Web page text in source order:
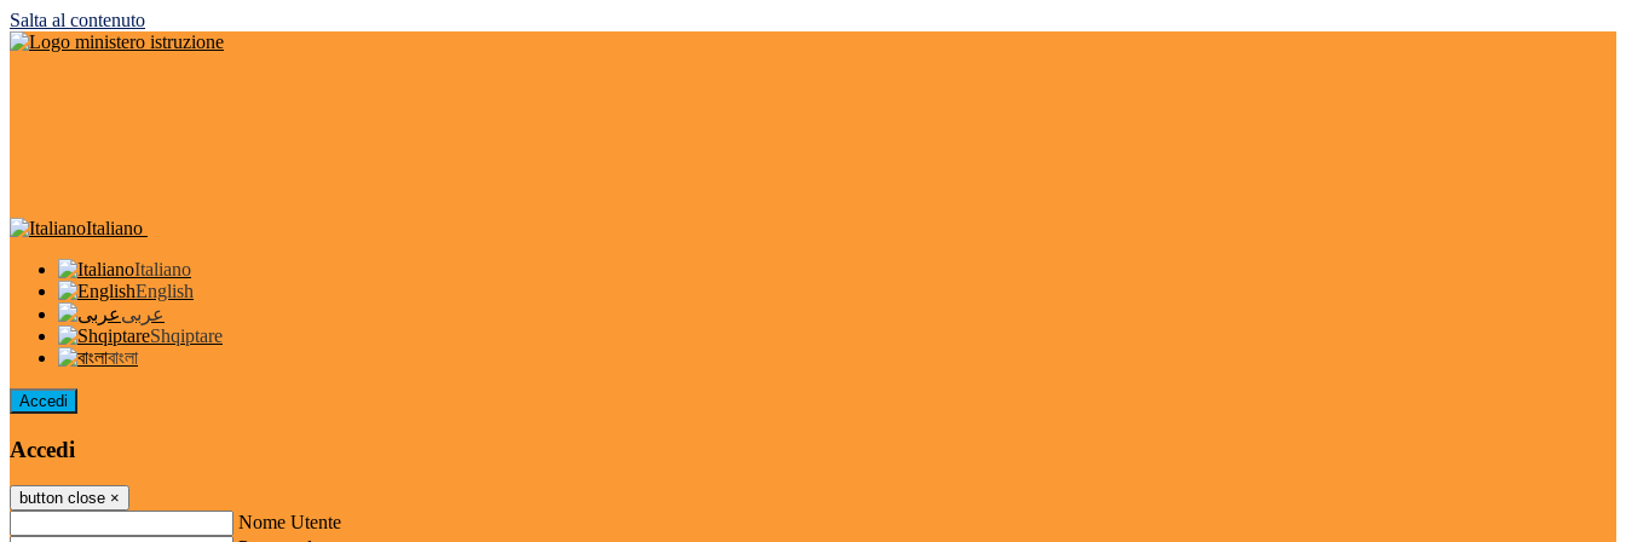
Salta al contenuto
Italiano
Italiano
English
عربى
Shqiptare
বাংলা
Accedi
Accedi
button close ×
Nome Utente